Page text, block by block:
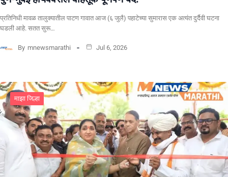
​प्रतिनिधी मावळ तालुक्यातील पाटण गावात आज (६ जुलै) पहाटेच्या सुमारास एक अत्यंत दुर्दैवी घटना
घडली आहे. सतत सुरू…
By mnewsmarathi Jul 6, 2026
माझा जिल्हा